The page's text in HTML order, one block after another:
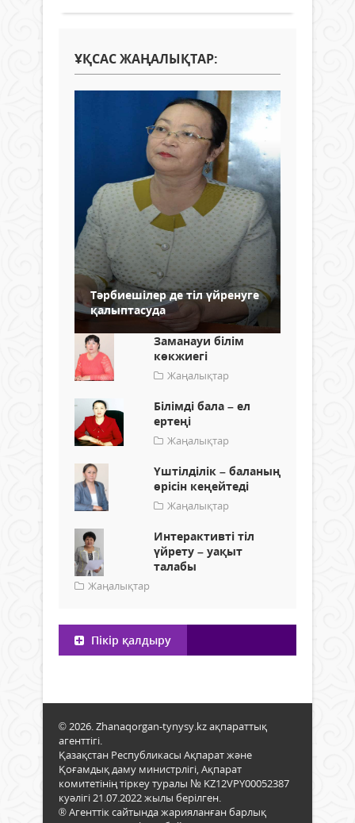
ҰҚСАС ЖАҢАЛЫҚТАР:
Тәрбиешілер де тіл үйренуге
қалыптасуда
Заманауи білім
көкжиегі
Жаңалықтар
Білімді бала – ел
ертеңі
Жаңалықтар
Үштілділік – баланың
өрісін кеңейтеді
Жаңалықтар
Интерактивті тіл
үйрету – уақыт
талабы
Жаңалықтар
Пікір қалдыру
© 2026. Zhanaqorgan-tynysy.kz ақпараттық
агенттігі.
Қазақстан Республикасы Ақпарат және
Қоғамдық даму министрлігі, Ақпарат
комитетінің тіркеу туралы № KZ12VPY00052387
куәлігі 21.07.2022 жылы берілген.
® Агенттік сайтында жарияланған барлық